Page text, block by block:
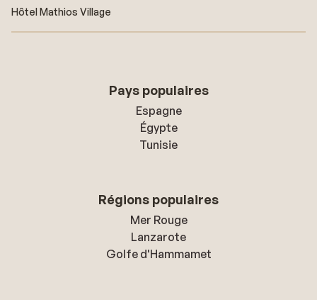
Hôtel Mathios Village
Pays populaires
Espagne
Égypte
Tunisie
Régions populaires
Mer Rouge
Lanzarote
Golfe d'Hammamet